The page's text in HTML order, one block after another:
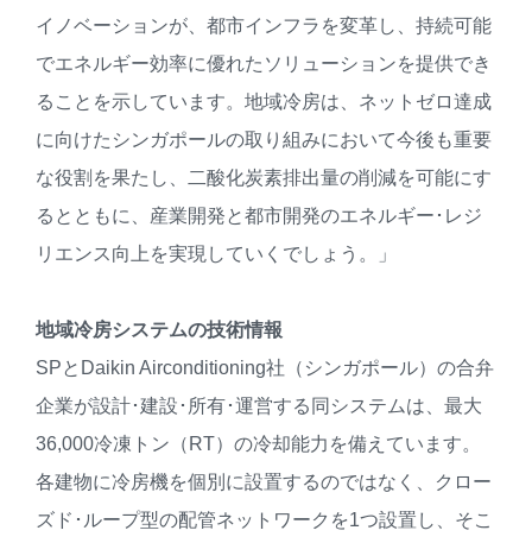
イノベーションが、都市インフラを変革し、持続可能
でエネルギー効率に優れたソリューションを提供でき
ることを示しています。地域冷房は、ネットゼロ達成
に向けたシンガポールの取り組みにおいて今後も重要
な役割を果たし、二酸化炭素排出量の削減を可能にす
るとともに、産業開発と都市開発のエネルギー･レジ
リエンス向上を実現していくでしょう。」
地域冷房システムの技術情報
SPとDaikin Airconditioning社（シンガポール）の合弁
企業が設計･建設･所有･運営する同システムは、最大
36,000冷凍トン（RT）の冷却能力を備えています。
各建物に冷房機を個別に設置するのではなく、クロー
ズド･ループ型の配管ネットワークを1つ設置し、そこ